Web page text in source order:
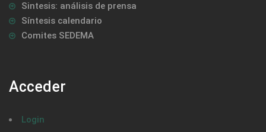
Sintesis: análisis de prensa
Síntesis calendario
Comites SEDEMA
Acceder
Login